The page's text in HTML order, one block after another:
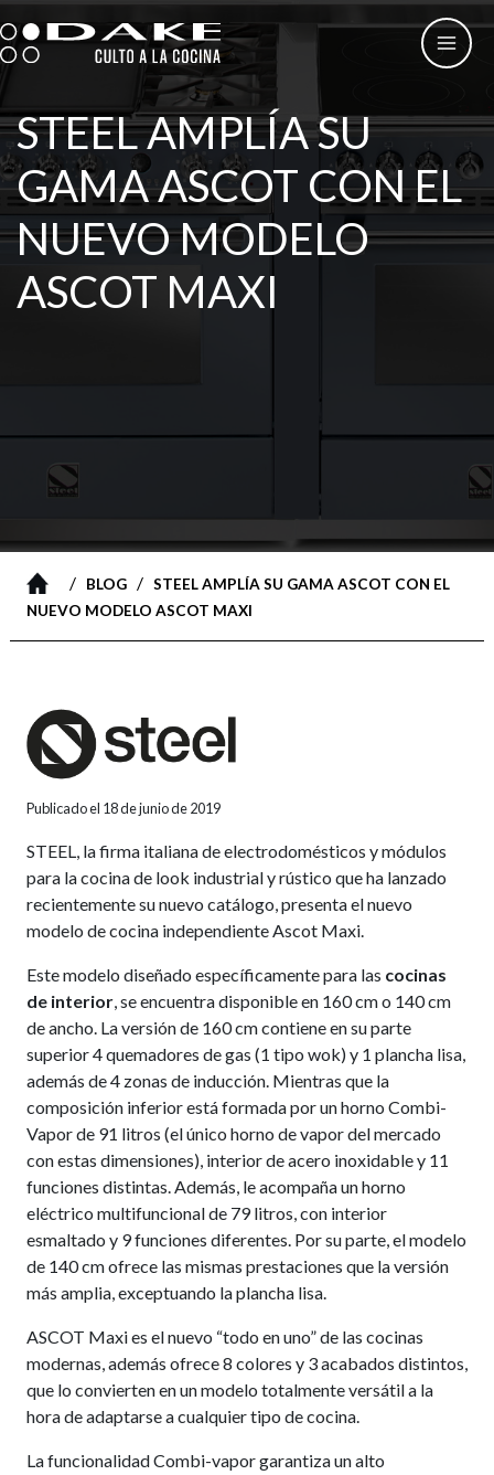
al
contenido
STEEL AMPLÍA SU
GAMA ASCOT CON EL
NUEVO MODELO
ASCOT MAXI
/ BLOG/ STEEL AMPLÍA SU GAMA ASCOT CON EL
NUEVO MODELO ASCOT MAXI
Publicado el 18 de junio de 2019
STEEL, la firma italiana de electrodomésticos y módulos
para la cocina de look industrial y rústico que ha lanzado
recientemente su nuevo catálogo, presenta el nuevo
modelo de cocina independiente Ascot Maxi.
Este modelo diseñado específicamente para las cocinas
de interior, se encuentra disponible en 160 cm o 140 cm
de ancho. La versión de 160 cm contiene en su parte
superior 4 quemadores de gas (1 tipo wok) y 1 plancha lisa,
además de 4 zonas de inducción. Mientras que la
composición inferior está formada por un horno Combi-
Vapor de 91 litros (el único horno de vapor del mercado
con estas dimensiones), interior de acero inoxidable y 11
funciones distintas. Además, le acompaña un horno
eléctrico multifuncional de 79 litros, con interior
esmaltado y 9 funciones diferentes. Por su parte, el modelo
de 140 cm ofrece las mismas prestaciones que la versión
más amplia, exceptuando la plancha lisa.
ASCOT Maxi es el nuevo “todo en uno” de las cocinas
modernas, además ofrece 8 colores y 3 acabados distintos,
que lo convierten en un modelo totalmente versátil a la
hora de adaptarse a cualquier tipo de cocina.
La funcionalidad Combi-vapor garantiza un alto